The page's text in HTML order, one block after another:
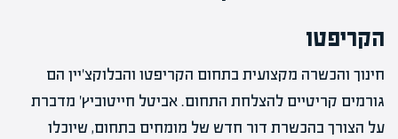
הקריפטו
חינוך והכשרה מקצועית בתחום הקריפטו והבלוקצ'יין הם
גורמים קריטיים להצלחת התחום. אביטל חייטוביץ' מדברת
על הצורך בהכשרת דור חדש של מומחים בתחום, שיוכלו